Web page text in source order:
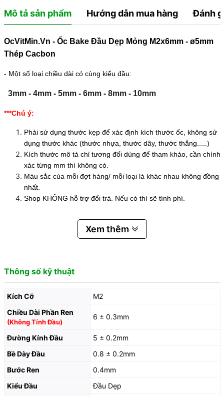
Mô tả sản phẩm Hướng dẫn mua hàng Đánh
OcVitMin.Vn - Ốc Bake Đầu Dẹp Mỏng M2x6mm - ø5mm
Thép Cacbon
- Một số loại chiều dài có cùng kiểu đầu:
3mm- 4mm- 5mm- 6mm- 8mm- 10mm
***Chú ý:
Phải sử dụng thước kẹp để xác định kích thước ốc, không sử
dụng thước khác (thước nhựa, thước dây, thước thẳng.....)
Kích thước mô tả chỉ tương đối dùng để tham khảo, cần chính
xác từng mm thì không có.
Màu sắc của mỗi đợt hàng/ mỗi loại là khác nhau không đồng
nhất.
Shop KHÔNG hỗ trợ đổi trả. Nếu có thì sẽ tính phí.
Xem thêm
Thông số kỹ thuật
Kích Cỡ
M2
Chiều Dài Phần Ren
(Không Tính Đầu)
6 ± 0.3mm
Đường Kính Đầu
5 ± 0.2mm
Bề Dày Đầu
0.8 ± 0.2mm
Bước Ren
0.4mm
Kiểu Đầu
Đầu Dẹp